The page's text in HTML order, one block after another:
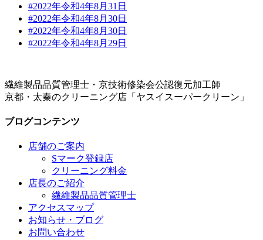
#2022年令和4年8月31日
#2022年令和4年8月30日
#2022年令和4年8月30日
#2022年令和4年8月29日
繊維製品品質管理士・京技術修染会公認復元加工師
京都・太秦のクリーニング店「ヤスイスーパークリーン」
ブログコンテンツ
店舗のご案内
Sマーク登録店
クリーニング料金
店長のご紹介
繊維製品品質管理士
アクセスマップ
お知らせ・ブログ
お問い合わせ